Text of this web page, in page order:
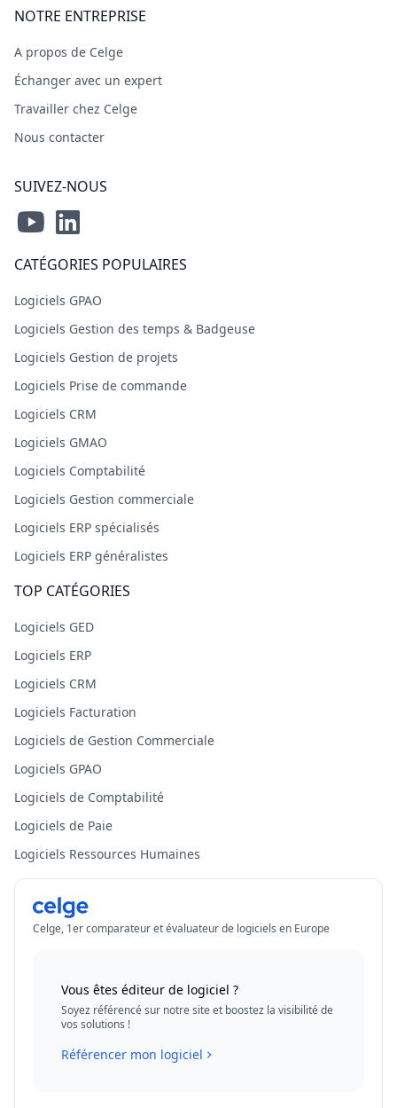
NOTRE ENTREPRISE
A propos de Celge
Échanger avec un expert
Travailler chez Celge
Nous contacter
SUIVEZ-NOUS
CATÉGORIES POPULAIRES
Logiciels GPAO
Logiciels Gestion des temps & Badgeuse
Logiciels Gestion de projets
Logiciels Prise de commande
Logiciels CRM
Logiciels GMAO
Logiciels Comptabilité
Logiciels Gestion commerciale
Logiciels ERP spécialisés
Logiciels ERP généralistes
TOP CATÉGORIES
Logiciels GED
Logiciels ERP
Logiciels CRM
Logiciels Facturation
Logiciels de Gestion Commerciale
Logiciels GPAO
Logiciels de Comptabilité
Logiciels de Paie
Logiciels Ressources Humaines
Celge, 1er comparateur et évaluateur de logiciels en Europe
Vous êtes éditeur de logiciel ?
Soyez référencé sur notre site et boostez la visibilité de
vos solutions !
Référencer mon logiciel